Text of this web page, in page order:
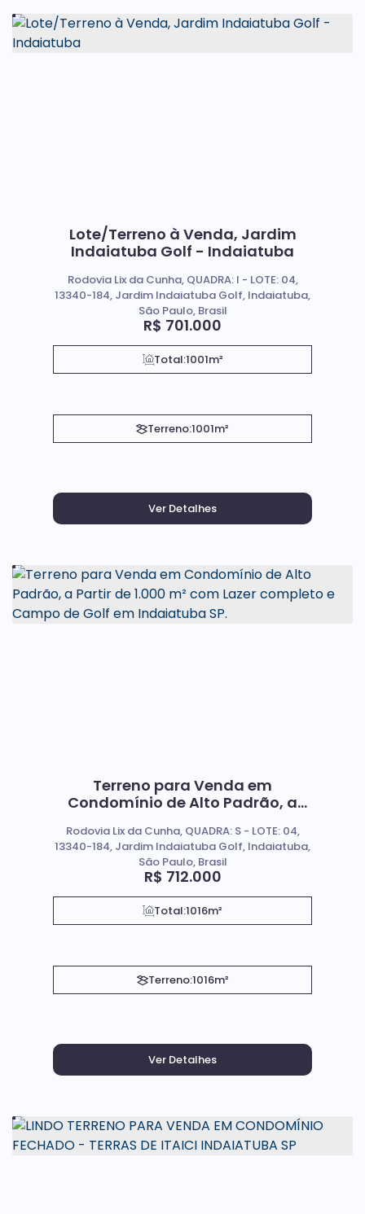
Lote/Terreno à Venda, Jardim
Indaiatuba Golf - Indaiatuba
R$ 701.000
Rodovia Lix da Cunha, QUADRA: I - LOTE: 04,
13340-184, Jardim Indaiatuba Golf, Indaiatuba,
São Paulo, Brasil
Total:1001m²
Terreno:1001m²
Terreno para Venda em
Condomínio de Alto Padrão, a
completo e Campo de Golf em
Indaiatuba SP.
R$ 712.000
Rodovia Lix da Cunha, QUADRA: S - LOTE: 04,
13340-184, Jardim Indaiatuba Golf, Indaiatuba,
São Paulo, Brasil
Total:1016m²
Terreno:1016m²